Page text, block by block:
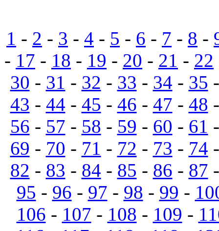
1 - 2 - 3 - 4 - 5 - 6 - 7 - 8 -
- 17 - 18 - 19 - 20 - 21 - 22
30 - 31 - 32 - 33 - 34 - 35
43 - 44 - 45 - 46 - 47 - 48
56 - 57 - 58 - 59 - 60 - 61
69 - 70 - 71 - 72 - 73 - 74
82 - 83 - 84 - 85 - 86 - 87
95 - 96 - 97 - 98 - 99 -
106 - 107 - 108 - 109 -